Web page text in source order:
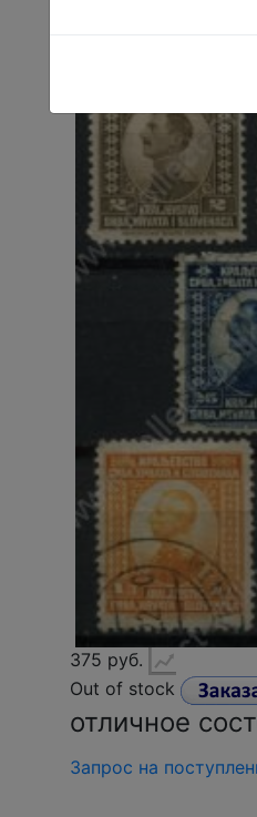
375 руб.
Out of stock
отличное
Запрос на